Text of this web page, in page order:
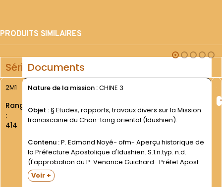
PRODUITS SIMILAIRES
SérieDocuments
2M1
Rang
:
414
Nature de la mission :CHINE 3
Objet :§ Etudes, rapports, travaux divers sur la Mission
franciscaine du Chan-tong oriental (Idushien).
Contenu :P. Edmond Noyé- ofm- Aperçu historique de
la Préfecture Apostolique d'Idushien. S.1.n.typ. n.d.
(l'approbation du P. Venance Guichard- Préfet Apost.-
est datée de Tsingchow- 1er mai 1933). 34 D.- illustr. X.-
Compendium Historicum Praefecturae Apostolicae de
Voir +